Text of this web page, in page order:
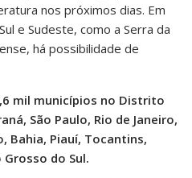
nos próximos dias. Em
e Sudeste, como a Serra da
há possibilidade de
mil municípios no Distrito
São Paulo, Rio de Janeiro,
Bahia, Piauí, Tocantins,
do Sul.